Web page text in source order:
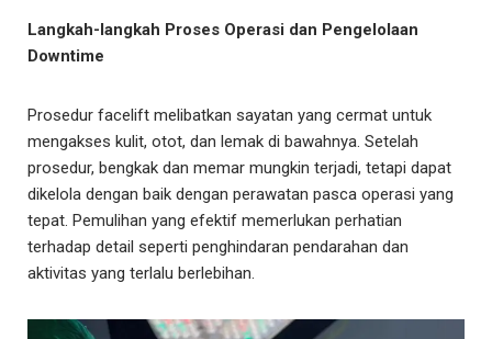
Langkah-langkah Proses Operasi dan Pengelolaan
Downtime
Prosedur facelift melibatkan sayatan yang cermat untuk
mengakses kulit, otot, dan lemak di bawahnya. Setelah
prosedur, bengkak dan memar mungkin terjadi, tetapi dapat
dikelola dengan baik dengan perawatan pasca operasi yang
tepat. Pemulihan yang efektif memerlukan perhatian
terhadap detail seperti penghindaran pendarahan dan
aktivitas yang terlalu berlebihan.